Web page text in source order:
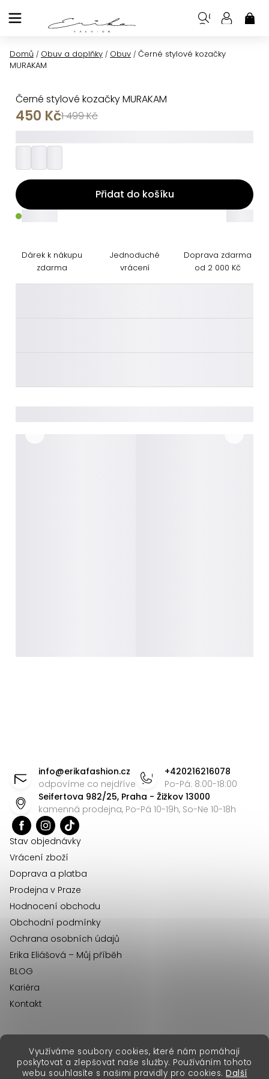
Využíváme soubory cookies, které nám pomáhají
poskytovat a zlepšovat naše služby. Používáním tohoto
webu souhlasíte s našimi pravidly pro cookies. Další
na
Domů / Obuv a doplňky / Obuv / Černé stylové kozačky
MURAKAM
Černé stylové kozačky MURAKAM
1 499 Kč
450 Kč
Přidat do košíku
Dárek k nákupu
zdarma
Jednoduché
vrácení
Doprava zdarma
od 2 000 Kč
info@erikafashion.cz
odpovíme co nejdříve
+420216216078
Po-Pá: 8:00-18:00
Seifertova 982/25, Praha - Žižkov 13000
kamenná prodejna, Po-Pá 10-19h, So-Ne 10-18h
Stav objednávky
Vrácení zboží
Doprava a platba
Prodejna v Praze
Hodnocení obchodu
Obchodní podmínky
Ochrana osobních údajů
Erika Eliášová – Můj příběh
BLOG
Kariéra
Kontakt
Copyright 2026Erika Fashion. Všechna práva vyhrazena.
erikafashion.sk